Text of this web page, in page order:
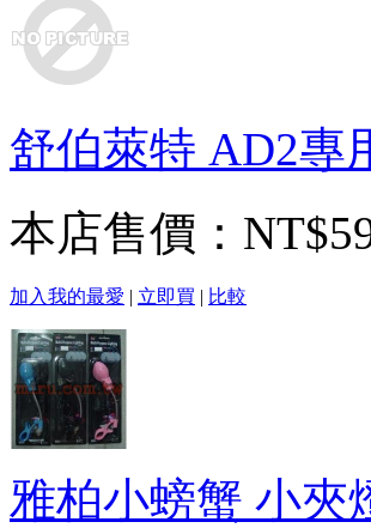
舒伯萊特 AD2專
本店售價：
加入我的最愛 | 立即買 | 比較
雅柏小螃蟹 小夾